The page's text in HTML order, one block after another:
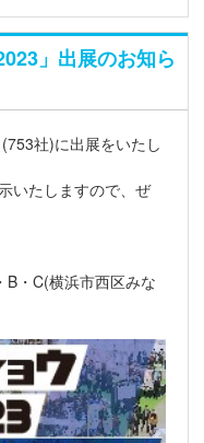
」出展のお知ら
社)に出展をいたし
いたしますので、ぜ
B・C(横浜市西区みな